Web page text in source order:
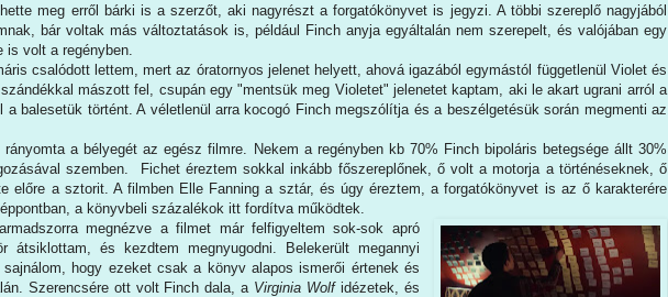
meg erről bárki is a szerzőt, aki nagyrészt a forgatókönyvet is jegyzi. A többi szereplő nagyjából
bár voltak más változtatások is, például Finch anyja egyáltalán nem szerepelt, és valójában egy
is volt a regényben.
csalódott lettem, mert az óratornyos jelenet helyett, ahová igazából egymástól függetlenül Violet és
mászott fel, csupán egy "mentsük meg Violetet" jelenetet kaptam, aki le akart ugrani arról a
a balesetük történt. A véletlenül arra kocogó Finch megszólítja és a beszélgetésük során megmenti az
a bélyegét az egész filmre. Nekem a regényben kb 70% Finch bipoláris betegsége állt 30%
szemben. Fichet éreztem sokkal inkább főszereplőnek, ő volt a motorja a történéseknek, ő
előre a sztorit. A filmben Elle Fanning a sztár, és úgy éreztem, a forgatókönyvet is az ő karakterére
a könyvbeli százalékok itt fordítva működtek.
megnézve a filmet már felfigyeltem sok-sok apró
átsiklottam, és kezdtem megnyugodni. Belekerült megannyi
hogy ezeket csak a könyv alapos ismerői értenek és
Szerencsére ott volt Finch dala, a Virginia Wolfidézetek, és